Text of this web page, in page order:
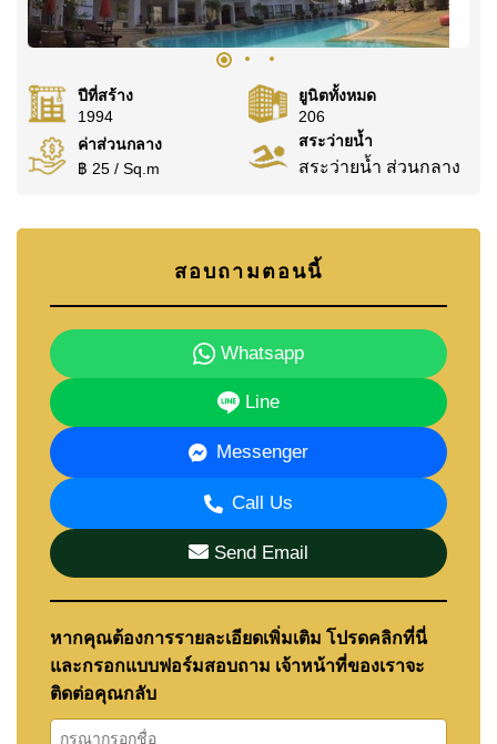
ปีที่สร้าง
1994
ยูนิตทั้งหมด
206
ค่าส่วนกลาง
฿ 25 / Sq.m
สระว่ายน้ำ
สระว่ายน้ำ ส่วนกลาง
สอบถามตอนนี้
Whatsapp
Line
Messenger
Call Us
Send Email
หากคุณต้องการรายละเอียดเพิ่มเติม โปรดคลิกที่นี่
และกรอกแบบฟอร์มสอบถาม เจ้าหน้าที่ของเราจะ
ติดต่อคุณกลับ